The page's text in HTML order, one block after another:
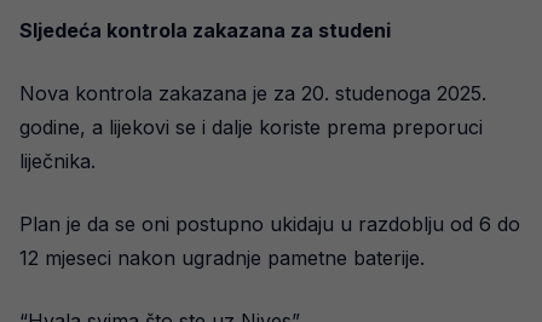
Sljedeća kontrola zakazana za studeni
Nova kontrola zakazana je za 20. studenoga 2025.
godine, a lijekovi se i dalje koriste prema preporuci
liječnika.
Plan je da se oni postupno ukidaju u razdoblju od 6 do
12 mjeseci nakon ugradnje pametne baterije.